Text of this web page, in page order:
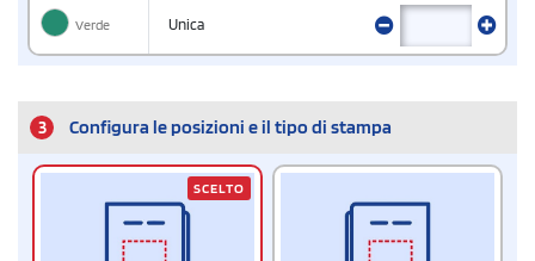
Verde Unica
3 Configura le posizioni e il tipo di stampa
SCELTO